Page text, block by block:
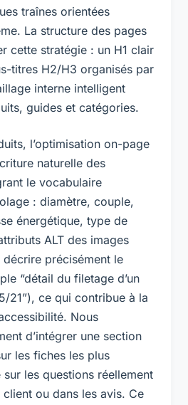
traînes orientées
La structure des pages
cette stratégie : un H1 clair
titres H2/H3 organisés par
interne intelligent
guides et catégories.
l’optimisation on-page
naturelle des
le vocabulaire
: diamètre, couple,
énergétique, type de
ALT des images
décrire précisément le
“détail du filetage d’un
21”), ce qui contribue à la
Nous
d’intégrer une section
les fiches les plus
les questions réellement
ou dans les avis. Ce